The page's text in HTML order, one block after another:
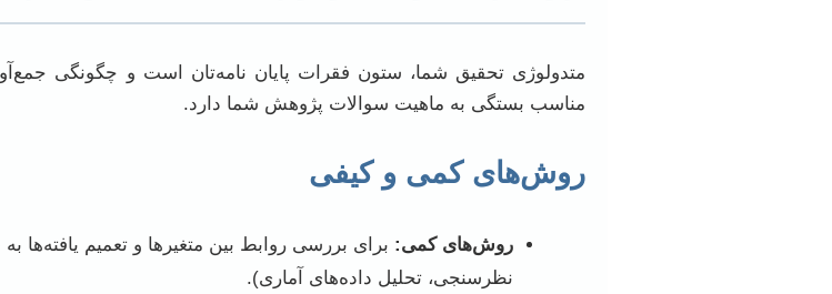
متدولوژی تحقیق شما، ستون فقرات پایان نامه‌تان است و چگونگی
مناسب بستگی به ماهیت سوالات پژوهش شما دارد.
روش‌های کمی و کیفی
روش‌های کمی: برای بررسی روابط بین متغیرها و تعمیم یافته‌ها
نظرسنجی، تحلیل داده‌های آماری).